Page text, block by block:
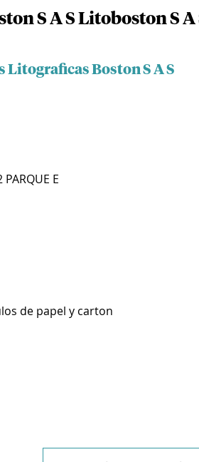
S A S Litoboston S A
Boston S A S
E
de papel y carton